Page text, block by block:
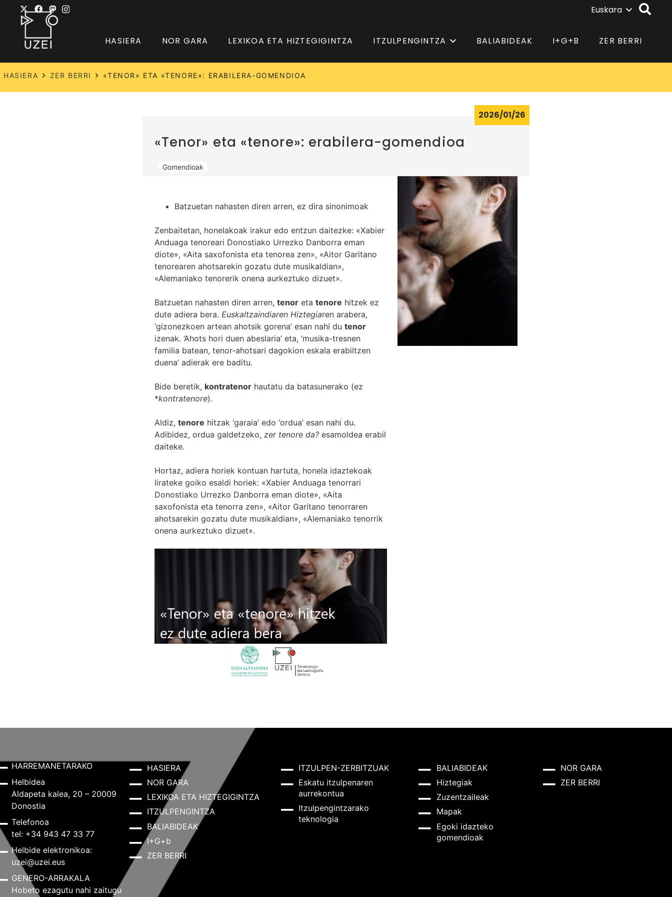
Euskara
HASIERA NOR GARA LEXIKOA ETA HIZTEGIGINTZA ITZULPENGINTZA BALIABIDEAK I+G+B ZER BERRI
HASIERA ZER BERRI «TENOR» ETA «TENORE»: ERABILERA-GOMENDIOA
«Tenor» eta «tenore»: erabilera-gomendioa
Gomendioak
2026/01/26
Batzuetan nahasten diren arren, ez dira sinonimoak
Zenbaitetan, honelakoak irakur edo entzun daitezke: «Xabier
Anduaga tenoreari Donostiako Urrezko Danborra eman
diote», «Aita saxofonista eta tenorea zen», «Aitor Garitano
tenorearen ahotsarekin gozatu dute musikaldian»,
«Alemaniako tenorerik onena aurkeztuko dizuet».
Batzuetan nahasten diren arren, tenoreta tenore hitzek ez
dute adiera bera. Euskaltzaindiaren Hiztegiaren arabera,
‘gizonezkoen artean ahotsik gorena’ esan nahi du tenor
izenak. ‘Ahots hori duen abeslaria’ eta, ‘musika-tresnen
familia batean, tenor-ahotsari dagokion eskala erabiltzen
duena’ adierak ere baditu.
Bide beretik, kontratenorhautatu da batasunerako (ez
*kontratenore).
Aldiz, tenore hitzak ‘garaia’ edo ‘ordua’ esan nahi du.
Adibidez, ordua galdetzeko, zer tenore da?esamoldea erabil
daiteke.
Hortaz, adiera horiek kontuan hartuta, honela idaztekoak
lirateke goiko esaldi horiek: «Xabier Anduaga tenorrari
Donostiako Urrezko Danborra eman diote», «Aita
saxofonista eta tenorra zen», «Aitor Garitano tenorraren
ahotsarekin gozatu dute musikaldian», «Alemaniako tenorrik
onena aurkeztuko dizuet».
HARREMANETARAKO
Helbidea
Aldapeta kalea, 20 – 20009
Donostia
Telefonoa
tel: +34 943 47 33 77
Helbide elektronikoa:
uzei@uzei.eus
GENERO-ARRAKALA
Hobeto ezagutu nahi zaitugu
HASIERA
NOR GARA
LEXIKOA ETA HIZTEGIGINTZA
ITZULPENGINTZA
BALIABIDEAK
I+G+b
ZER BERRI
ITZULPEN-ZERBITZUAK
Eskatu itzulpenaren
aurrekontua
Itzulpengintzarako
teknologia
BALIABIDEAK
Hiztegiak
Zuzentzaileak
Mapak
Egoki idazteko
gomendioak
NOR GARA
ZER BERRI